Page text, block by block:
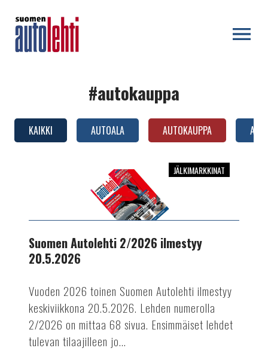
#autokauppa
KAIKKI AUTOALA AUTOKAUPPA
ilmestyy
JÄLKIMARKKINAT
Suomen Autolehti 2/2026 ilmestyy
20.5.2026
Vuoden 2026 toinen Suomen Autolehti ilmestyy
keskiviikkona 20.5.2026. Lehden numerolla
2/2026 on mittaa 68 sivua. Ensimmäiset lehdet
tulevan tilaajilleen jo...